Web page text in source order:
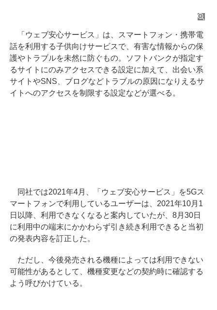
「ウェブ安心サービス」は、スマートフォン・携帯電
話を利用する子供向けサービスで、有害な情報からの保
護やトラブルを未然に防ぐもの。ソフトバンクが指定す
るサイトにのみアクセスできる設定に加えて、出会い系
サイトやSNS、ブログなどトラブルの原因になりえるサ
イトへのアクセスを制限する設定などが選べる。
同社では2021年4月、「ウェブ安心サービス」を5Gス
マートフォンで利用しているユーザーは、2021年10月1
日以降、利用できなくなると案内していたが、8月30日
に利用中の端末にかかわらず引き続き利用できると当初
の発表内容を訂正した。
ただし、今後発売される機種によっては利用できない
可能性があるとして、機種変更などの契約時に確認する
よう呼びかけている。